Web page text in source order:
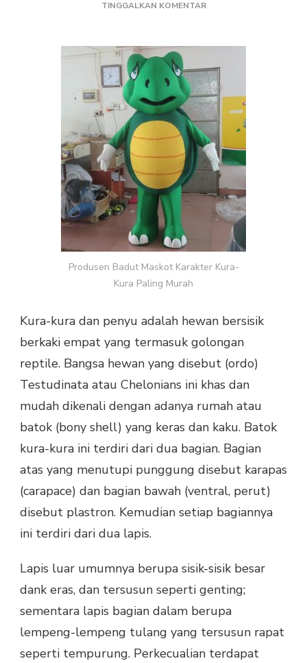
TINGGALKAN KOMENTARPADA
MASKOT
KURA-
KURA
PALING
MURAH
Produsen Badut Maskot Karakter Kura-
Kura Paling Murah
Kura-kura dan penyu adalah hewan bersisik
berkaki empat yang termasuk golongan
reptile. Bangsa hewan yang disebut (ordo)
Testudinata atau Chelonians ini khas dan
mudah dikenali dengan adanya rumah atau
batok (bony shell) yang keras dan kaku. Batok
kura-kura ini terdiri dari dua bagian. Bagian
atas yang menutupi punggung disebut karapas
(carapace) dan bagian bawah (ventral, perut)
disebut plastron. Kemudian setiap bagiannya
ini terdiri dari dua lapis.
Lapis luar umumnya berupa sisik-sisik besar
dank eras, dan tersusun seperti genting;
sementara lapis bagian dalam berupa
lempeng-lempeng tulang yang tersusun rapat
seperti tempurung. Perkecualian terdapat